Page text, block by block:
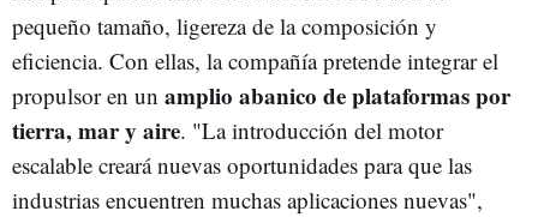
pequeño tamaño, ligereza de la composición y
eficiencia. Con ellas, la compañía pretende integrar el
propulsor en un amplio abanico de plataformas por
tierra, mar y aire. "La introducción del motor
escalable creará nuevas oportunidades para que las
industrias encuentren muchas aplicaciones nuevas",